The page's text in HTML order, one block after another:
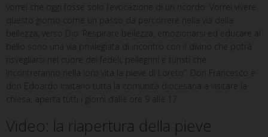
vorrei che oggi fosse solo l’evocazione di un ricordo. Vorrei vivere
questo giorno come un passo da percorrere nella via della
bellezza, verso Dio. Respirare bellezza, emozionarsi ed educare al
bello sono una via privilegiata di incontro con il divino che potrà
risvegliarsi nel cuore dei fedeli, pellegrini e turisti che
incontreranno nella loro vita la pieve di Loreto”. Don Francesco e
don Edoardo invitano tutta la comunità diocesana a visitare la
chiesa, aperta tutti i giorni dalle ore 9 alle 17.
Video: la riapertura della pieve